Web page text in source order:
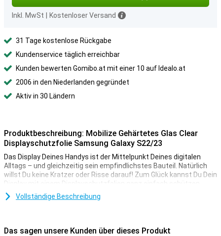
Inkl. MwSt Kostenloser Versand
31 Tage kostenlose Rückgabe
Kundenservice täglich erreichbar
Kunden bewerten Gomibo.at mit einer 10 auf Idealo.at
2006 in den Niederlanden gegründet
Aktiv in 30 Ländern
Produktbeschreibung: Mobilize Gehärtetes Glas Clear
Displayschutzfolie Samsung Galaxy S22/23
Das Display Deines Handys ist der Mittelpunkt Deines digitalen
Alltags – und gleichzeitig sein empfindlichstes Bauteil. Natürlich
willst Du keine Kratzer oder Risse darauf! Zum Glück kannst Du Dein
Display mit einem Displayschutzfolien ganz einfach schützen.
Dank dieser Schutzfolie, der aus gehärtetem Glas besteht, wird
Dein Samsung Galaxy S22/S23 gut vor Schmutz und Kratzern
Display makellos und perfekt geschützt.
Vollständige Beschreibung
Das sagen unsere Kunden über dieses Produkt